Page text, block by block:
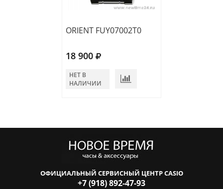
ORIENT FUY07002T0
18 900
НЕТ В
НАЛИЧИИ
ОФИЦИАЛЬНЫЙ СЕРВИСНЫЙ ЦЕНТР CASIO
+7 (918) 892-47-93